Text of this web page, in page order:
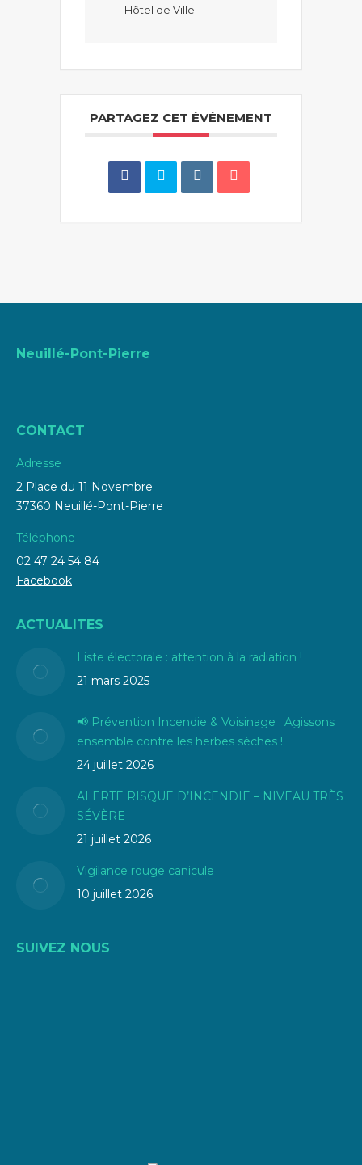
Hôtel de Ville
PARTAGEZ CET ÉVÉNEMENT
Neuillé-Pont-Pierre
CONTACT
Adresse
2 Place du 11 Novembre
37360 Neuillé-Pont-Pierre
Téléphone
02 47 24 54 84
Facebook
ACTUALITES
Liste électorale : attention à la radiation !
21 mars 2025
📢 Prévention Incendie & Voisinage : Agissons
ensemble contre les herbes sèches !
24 juillet 2026
ALERTE RISQUE D’INCENDIE – NIVEAU TRÈS
SÉVÈRE
21 juillet 2026
Vigilance rouge canicule
10 juillet 2026
SUIVEZ NOUS